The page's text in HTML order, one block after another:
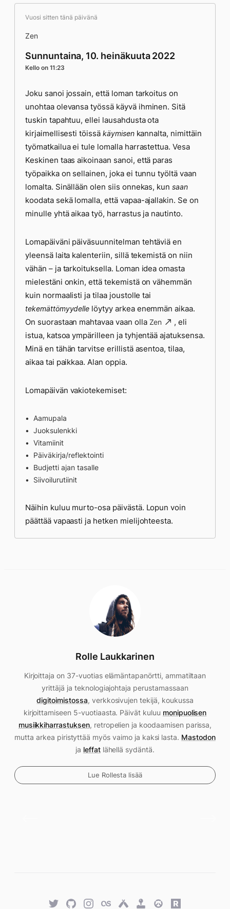
Vuosi sitten tänä päivänä
Zen
Sunnuntaina, 10. heinäkuuta 2022
Kello on 11:23
Joku sanoi jossain, että loman tarkoitus on
unohtaa olevansa työssä käyvä ihminen. Sitä
tuskin tapahtuu, ellei lausahdusta ota
kirjaimellisesti töissä käymisenkannalta, nimittäin
työmatkailua ei tule lomalla harrastettua. Vesa
Keskinen taas aikoinaan sanoi, että paras
työpaikka on sellainen, joka ei tunnu työltä vaan
lomalta. Sinällään olen siis onnekas, kunsaan
koodata sekä lomalla, että vapaa-ajallakin. Se on
minulle yhtä aikaa työ, harrastus ja nautinto.
Lomapäiväni päiväsuunnitelman tehtäviä en
yleensä laita kalenteriin, sillä tekemistä on niin
vähän – ja tarkoituksella. Loman idea omasta
mielestäni onkin, että tekemistä on vähemmän
kuin normaalisti ja tilaa joustolle tai
tekemättömyydelle löytyy arkea enemmän aikaa.
On suorastaan mahtavaa vaan olla Zen
, eli
istua, katsoa ympärilleen ja tyhjentää ajatuksensa.
Minä en tähän tarvitse erillistä asentoa, tilaa,
aikaa tai paikkaa. Alan oppia.
Lomapäivän vakiotekemiset:
Aamupala
Juoksulenkki
Vitamiinit
Päiväkirja/reflektointi
Budjetti ajan tasalle
Siivoilurutiinit
Näihin kuluu murto-osa päivästä. Lopun voin
päättää vapaasti ja hetken mielijohteesta.
Rolle Laukkarinen
Kirjoittaja on 37-vuotias elämäntapanörtti, ammatiltaan
yrittäjä ja teknologiajohtaja perustamassaan
digitoimistossa, verkkosivujen tekijä, koukussa
kirjoittamiseen 5-vuotiaasta. Päivät kuluu monipuolisen
musiikkiharrastuksen, retropelien ja koodaamisen parissa,
mutta arkea piristyttää myös vaimo ja kaksi lasta. Mastodon
ja leffatlähellä sydäntä.
Lue Rollesta lisää
TwitterGitHubTwitterLast.fmUntappd
RetroOverwatch
Rawg.io